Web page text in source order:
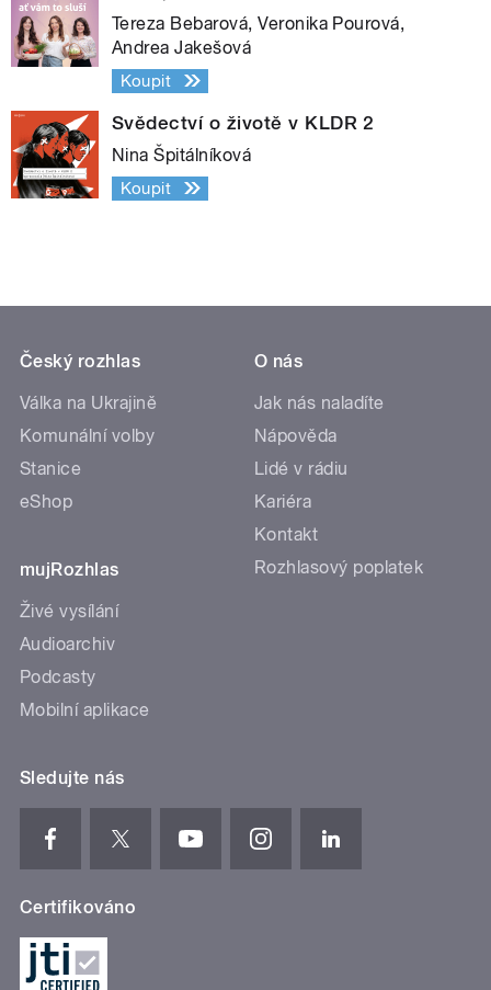
Tereza Bebarová, Veronika Pourová,
Andrea Jakešová
Koupit
Svědectví o životě v KLDR 2
Nina Špitálníková
Koupit
Český rozhlas
Válka na Ukrajině
Komunální volby
Stanice
eShop
mujRozhlas
Živé vysílání
Audioarchiv
Podcasty
Mobilní aplikace
O nás
Jak nás naladíte
Nápověda
Lidé v rádiu
Kariéra
Kontakt
Rozhlasový poplatek
Sledujte nás
Certifikováno